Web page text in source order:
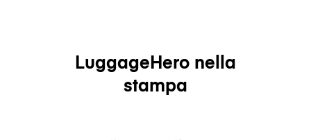
LuggageHero nella
stampa